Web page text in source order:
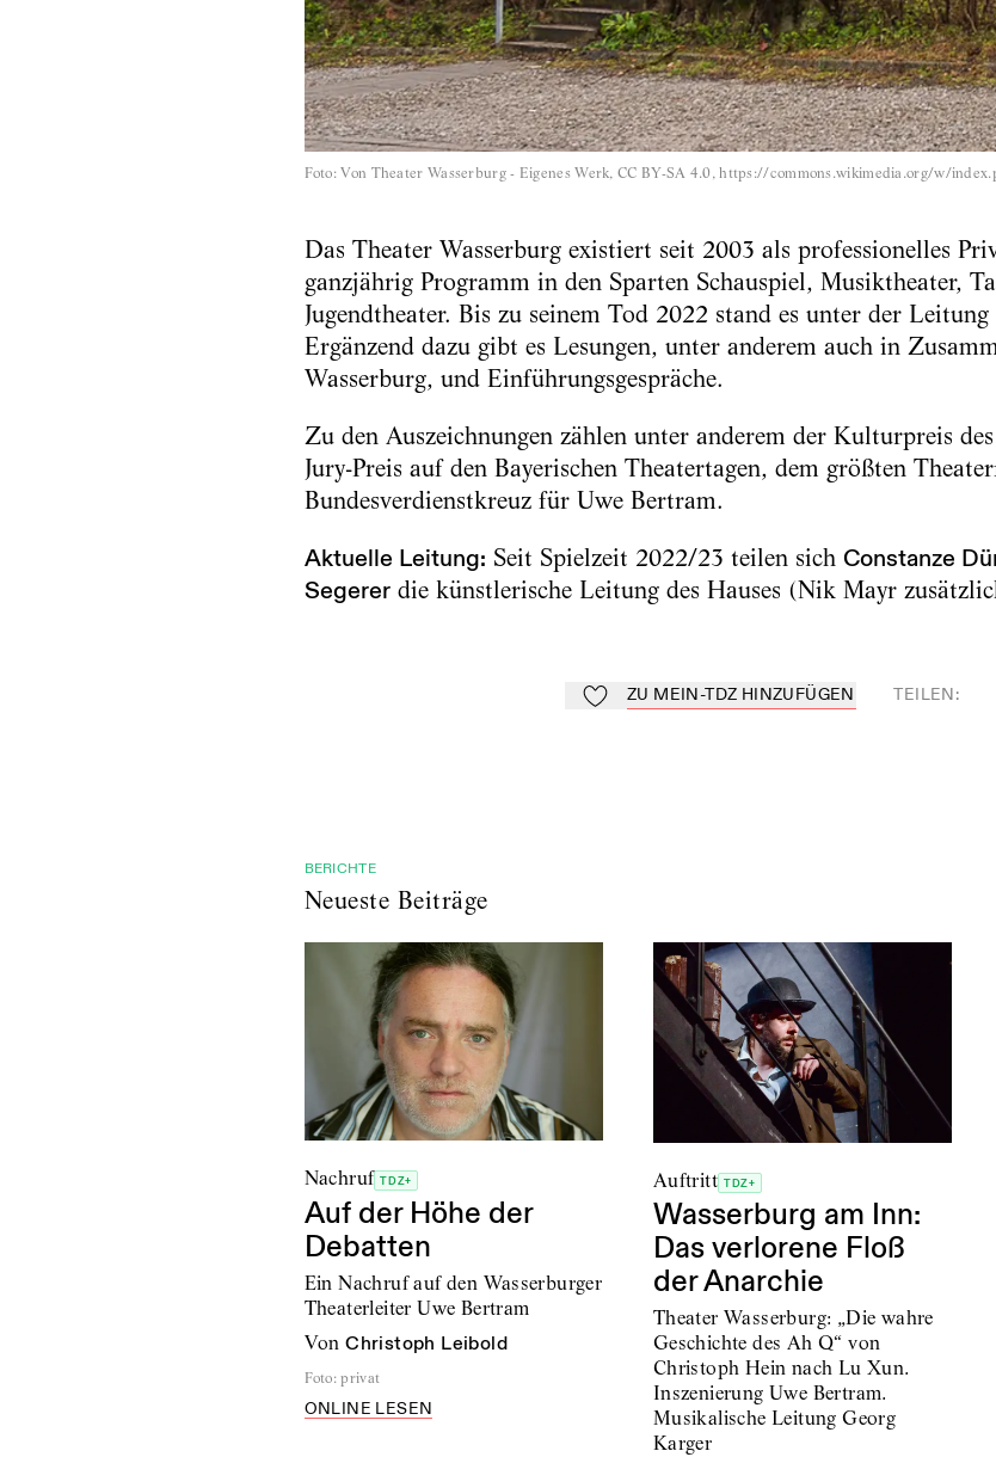
Foto: Von Theater Wasserburg - Eigenes Werk, CC BY-SA 4.0, https://commons.wikimedia.org/w/
Das Theater Wasserburg existiert seit 2003 als professionelles
ganzjährig Programm in den Sparten Schauspiel, Musiktheater,
Jugendtheater. Bis zu seinem Tod 2022 stand es unter der
Ergänzend dazu gibt es Lesungen, unter anderem auch in
Wasserburg, und Einführungsgespräche.
Zu den Auszeichnungen zählen unter anderem der Kulturpreis
Jury-Preis auf den Bayerischen Theatertagen, dem größten
Bundesverdienstkreuz für Uwe Bertram.
Aktuelle Leitung: Seit Spielzeit 2022/23 teilen sich Constanze
Segererdie künstlerische Leitung des Hauses (Nik Mayr
Zu Mein-TdZ hinzufügen
ZU MEIN-TDZ HINZUFÜGEN TEILEN:
BERICHTE
Neueste Beiträge
Nachruf TDZ+
Auf der Höhe der
Debatten
Ein Nachruf auf den Wasserburger
Theaterleiter Uwe Bertram
von Christoph Leibold
Foto: privat
ONLINE LESEN
Auftritt TDZ+
Wasserburg am Inn:
Das verlorene Floß
der Anarchie
Theater Wasserburg: „Die wahre
Geschichte des Ah Q“ von
Christoph Hein nach Lu Xun.
Inszenierung Uwe Bertram.
Musikalische Leitung Georg
Karger